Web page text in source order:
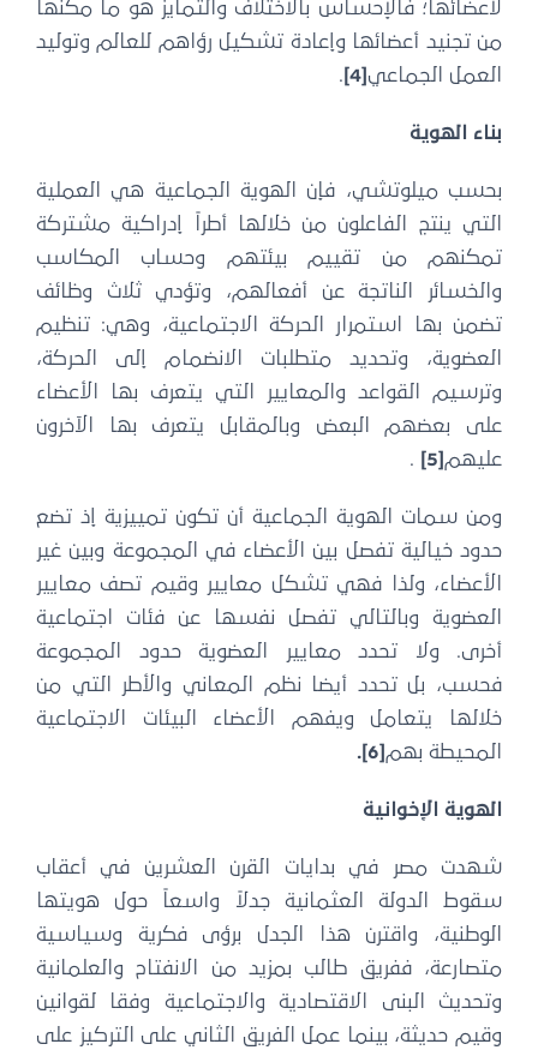
لأعضائها؛ فالإحساس بالاختلاف والتمايز هو ما مكنها
من تجنيد أعضائها وإعادة تشكيل رؤاهم للعالم وتوليد
العمل الجماعي [4]
.
بناء الهوية
بحسب ميلوتشي، فإن الهوية الجماعية هي العملية
التي ينتج الفاعلون من خلالها أطراً إدراكية مشتركة
تمكنهم من تقييم بيئتهم وحساب المكاسب
والخسائر الناتجة عن أفعالهم، وتؤدي ثلاث وظائف
تضمن بها استمرار الحركة الاجتماعية، وهي: تنظيم
العضوية، وتحديد متطلبات الانضمام إلى الحركة،
وترسيم القواعد والمعايير التي يتعرف بها الأعضاء
على بعضهم البعض وبالمقابل يتعرف بها الآخرون
عليهم [5]
.
ومن سمات الهوية الجماعية أن تكون تمييزية إذ تضع
حدود خيالية تفصل بين الأعضاء في المجموعة وبين غير
الأعضاء، ولذا فهي تشكل معايير وقيم تصف معايير
العضوية وبالتالي تفصل نفسها عن فئات اجتماعية
أخرى. ولا تحدد معايير العضوية حدود المجموعة
فحسب، بل تحدد أيضا نظم المعاني والأطر التي من
خلالها يتعامل ويفهم الأعضاء البيئات الاجتماعية
المحيطة بهم [6]
.
الهوية الإخوانية
شهدت مصر في بدايات القرن العشرين في أعقاب
سقوط الدولة العثمانية جدلاً واسعاً حول هويتها
الوطنية، واقترن هذا الجدل برؤى فكرية وسياسية
متصارعة، ففريق طالب بمزيد من الانفتاح والعلمانية
وتحديث البنى الاقتصادية والاجتماعية وفقا لقوانين
وقيم حديثة، بينما عمل الفريق الثاني على التركيز على